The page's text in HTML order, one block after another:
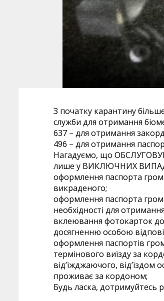
З початку карантину
служби для отримання
637 – для отримання
496 – для отримання
Нагадуємо, що
лише у ВИКЛЮЧНИХ
оформлення паспорта
викраденого;
оформлення паспорта
необхідності для
вклеювання фотокарток
досягненню особою
оформлення паспортів
термінового виїзду за
від’їжджаючого,
проживає за кордоном;
Будь ласка,